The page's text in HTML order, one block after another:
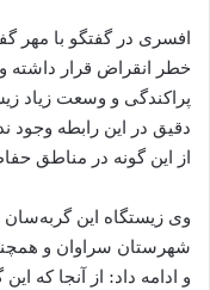
افسری در گفتگو با مهر
خطر انقراض قرار
پراکندگی و وسعت زیاد
از این گونه در مناطق
وی زیستگاه این گربه‌سان
شهرستان سراوان و
و ادامه داد: از آنجا که